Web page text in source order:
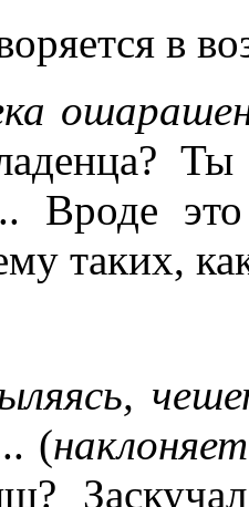
в
Ты
Вроде
таких,
(